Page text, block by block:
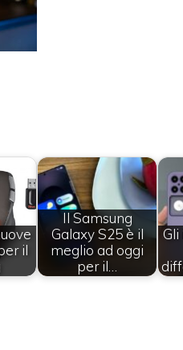
il
Il Samsung
Galaxy S25 è il
meglio ad oggi
per il…
Gli